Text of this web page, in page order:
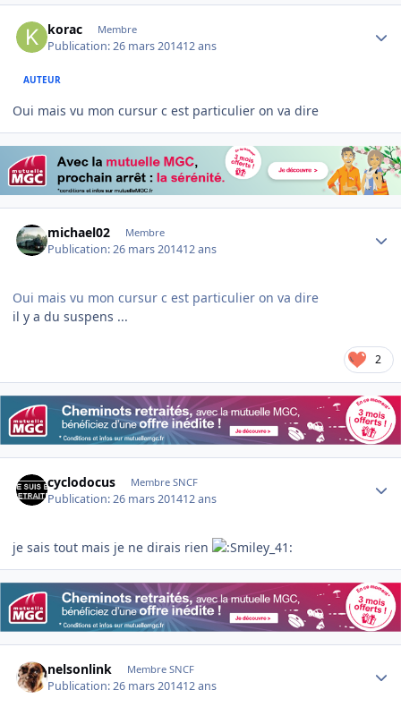
korac Membre
Publication:26 mars 201412 ans
AUTEUR
Oui mais vu mon cursur c est particulier on va dire
michael02 Membre
Publication:26 mars 201412 ans
Oui mais vu mon cursur c est particulier on va dire
il y a du suspens ...
2
cyclodocus Membre SNCF
Publication:26 mars 201412 ans
je sais tout mais je ne dirais rien
nelsonlink Membre SNCF
Publication:26 mars 201412 ans